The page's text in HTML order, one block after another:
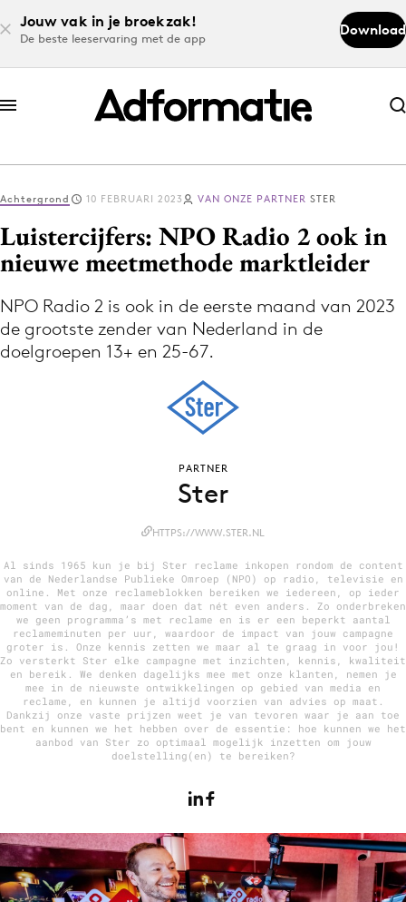
Jouw vak in je broekzak!
De beste leeservaring met de app
Download
Abonneer nu
Abonneer nu
Log in
Volg het laatste nieuws via de Adformatie
Nieuws app
12 nov: MarketingLive!
Adverteren
Events
Opleidingen
Vacatures
Academy
Partners
Bureaus
Campagnes
Carriere
Achtergrond 10 FEBRUARI 2023 VAN ONZE PARTNER STER
Luistercijfers: NPO Radio 2 ook in
nieuwe meetmethode marktleider
NPO Radio 2 is ook in de eerste maand van 2023
de grootste zender van Nederland in de
doelgroepen 13+ en 25-67.
PARTNER
Ster
HTTPS://WWW.STER.NL
Al sinds 1965 kun je bij Ster reclame inkopen rondom de content
van de Nederlandse Publieke Omroep (NPO) op radio, televisie en
online. Met onze reclameblokken bereiken we iedereen, op ieder
moment van de dag, maar doen dat nét even anders. Zo onderbreken
we geen programma’s met reclame en is er een beperkt aantal
reclameminuten per uur, waardoor de impact van jouw campagne
groter is. Onze kennis zetten we maar al te graag in voor jou!
Zo versterkt Ster elke campagne met inzichten, kennis, kwaliteit
en bereik. We denken dagelijks mee met onze klanten, nemen je
mee in de nieuwste ontwikkelingen op gebied van media en
reclame, en kunnen je altijd voorzien van advies op maat.
Dankzij onze vaste prijzen weet je van tevoren waar je aan toe
bent en kunnen we het hebben over de essentie: hoe kunnen we het
aanbod van Ster zo optimaal mogelijk inzetten om jouw
doelstelling(en) te bereiken?